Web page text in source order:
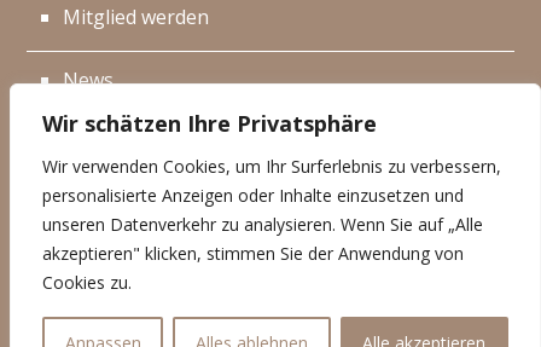
Wir schätzen Ihre Privatsphäre
Wir verwenden Cookies, um Ihr Surferlebnis zu verbessern,
personalisierte Anzeigen oder Inhalte einzusetzen und
unseren Datenverkehr zu analysieren. Wenn Sie auf „Alle
akzeptieren" klicken, stimmen Sie der Anwendung von
Cookies zu.
Mitglied werden
News
Events
Kontakt
Impressum
Datenschutzerklärung